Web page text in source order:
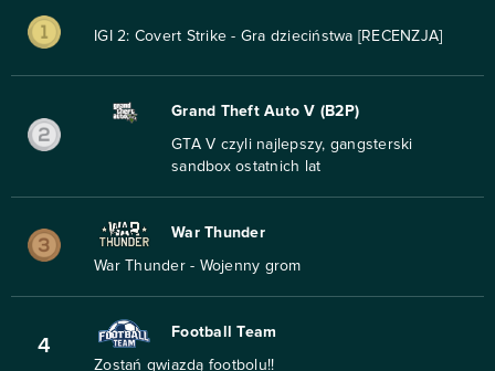
IGI 2: Covert Strike - Gra dzieciństwa [RECENZJA]
Grand Theft Auto V (B2P)
GTA V czyli najlepszy, gangsterski
sandbox ostatnich lat
War Thunder
War Thunder - Wojenny grom
4
Football Team
Zostań gwiazdą footbolu!!